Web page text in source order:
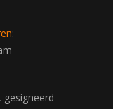
:
gesigneerd